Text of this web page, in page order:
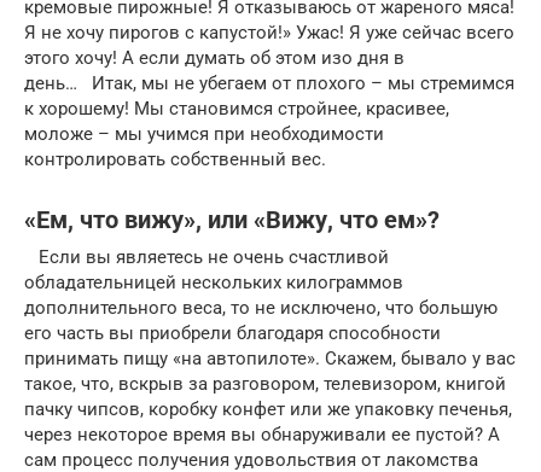
кремовые пирожные! Я отказываюсь от жареного мяса!
Я не хочу пирогов с капустой!» Ужас! Я уже сейчас всего
этого хочу! А если думать об этом изо дня в
день… Итак, мы не убегаем от плохого – мы стремимся
к хорошему! Мы становимся стройнее, красивее,
моложе – мы учимся при необходимости
контролировать собственный вес.
«Ем, что вижу», или «Вижу, что ем»?
Если вы являетесь не очень счастливой
обладательницей нескольких килограммов
дополнительного веса, то не исключено, что большую
его часть вы приобрели благодаря способности
принимать пищу «на автопилоте». Скажем, бывало у вас
такое, что, вскрыв за разговором, телевизором, книгой
пачку чипсов, коробку конфет или же упаковку печенья,
через некоторое время вы обнаруживали ее пустой? А
сам процесс получения удовольствия от лакомства